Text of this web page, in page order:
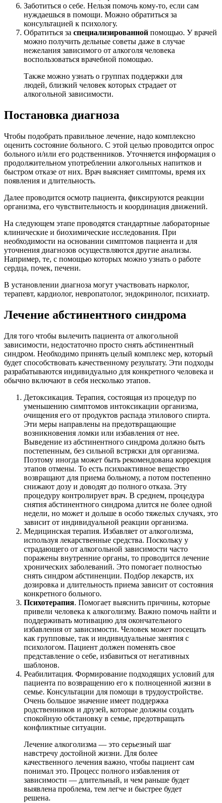
Заботиться о себе. Нельзя помочь кому-то, если сам
нуждаешься в помощи. Можно обратиться за
консультацией к психологу.
Обратиться за специализированной помощью. У врачей
можно получить дельные советы даже в случае
нежелания зависимого от алкоголя человека
воспользоваться врачебной помощью.
Также можно узнать о группах поддержки для
людей, близкий человек которых страдает от
алкогольной зависимости.
Постановка диагноза
Чтобы подобрать правильное лечение, надо комплексно
оценить состояние больного. С этой целью проводится опрос
больного и/или его родственников. Уточняется информация о
продолжительном употреблении алкогольных напитков и
быстром отказе от них. Врач выясняет симптомы, время их
появления и длительность.
Далее проводится осмотр пациента, фиксируются реакции
организма, его чувствительность и координация движений.
На следующем этапе проводятся стандартные лабораторные
клинические и биохимические исследования. При
необходимости на основании симптомов пациента и для
уточнения диагнозов осуществляются другие анализы.
Например, те, с помощью которых можно узнать о работе
сердца, почек, печени.
В установлении диагноза могут участвовать нарколог,
терапевт, кардиолог, невропатолог, эндокринолог, психиатр.
Лечение абстинентного синдрома
Для того чтобы вылечить пациента от алкогольной
зависимости, недостаточно просто снять абстинентный
синдром. Необходимо принять целый комплекс мер, который
будет способствовать качественному результату. Эти подходы
разрабатываются индивидуально для конкретного человека и
обычно включают в себя несколько этапов.
Детоксикация. Терапия, состоящая из процедур по
уменьшению симптомов интоксикации организма,
очищения его от продуктов распада этилового спирта.
Эти меры направлены на предотвращающие
возникновения ломки или избавления от нее.
Выведение из абстинентного синдрома должно быть
постепенным, без сильной встряски для организма.
Поэтому иногда может быть рекомендована коррекция
этапов отмены. То есть психоактивное вещество
возвращают для приема больному, а потом постепенно
снижают дозу и доводят до полного отказа. Эту
процедуру контролирует врач. В среднем, процедура
снятия абстинентного синдрома длится не более одной
недели, но может и дольше в особо тяжелых случаях, это
зависит от индивидуальной реакции организма.
Медицинская терапия. Избавляет от алкоголизма,
используя лекарственные средства. Поскольку у
страдающего от алкогольной зависимости часто
поражены внутренние органы, то проводится лечение
хронических заболеваний. Это помогает полностью
снять синдром абстиненции. Подбор лекарств, их
дозировка и длительность приема зависит от состояния
конкретного больного.
Психотерапия. Помогает выяснить причины, которые
привели человека к алкоголизму. Важно помочь найти и
поддерживать мотивацию для окончательного
избавления от зависимости. Человек может посещать
как групповые, так и индивидуальные занятия с
психологом. Пациент должен поменять свое
представление о себе, избавиться от негативных
шаблонов.
Реабилитация. Формирование подходящих условий для
пациента по возвращению его к полноценной жизни в
семье. Консультации для помощи в трудоустройстве.
Очень большое значение имеет поддержка
родственников и друзей, которые должны создать
спокойную обстановку в семье, предотвращать
конфликтные ситуации.
Лечение алкоголизма — это серьезный шаг
навстречу достойной жизни. Для более
качественного лечения важно, чтобы пациент сам
понимал это. Процесс полного избавления от
зависимости — длительный, и чем раньше будет
выявлена проблема, тем легче и быстрее будет
решена.